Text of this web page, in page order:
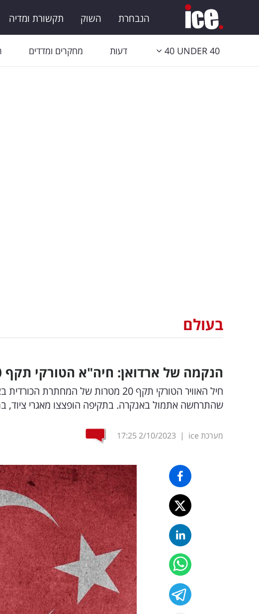
הנבחרת השוק תקשורת ומדיה
40 UNDER 40 דעות מחקרים ומדדים
בעולם
הנקמה של ארדואן: חיה"א הטורקי תקף 20 מטרות כורדיות בעיראק
חיל האוויר הטורקי תקף 20 מטרות של
שהתרחשה אתמול באנקרה. בתקיפה הופצצו מאגרי ציוד,
מערכת ice |
2/10/2023
17:25